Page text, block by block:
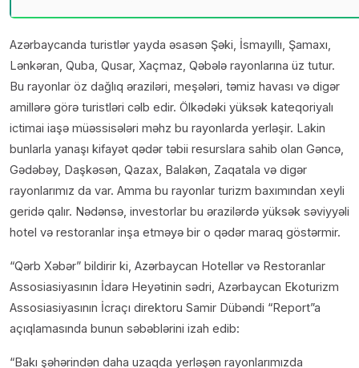
Azərbaycanda turistlər yayda əsasən Şəki, İsmayıllı, Şamaxı,
Lənkəran, Quba, Qusar, Xaçmaz, Qəbələ rayonlarına üz tutur.
Bu rayonlar öz dağlıq əraziləri, meşələri, təmiz havası və digər
amillərə görə turistləri cəlb edir. Ölkədəki yüksək kateqoriyalı
ictimai iaşə müəssisələri məhz bu rayonlarda yerləşir. Lakin
bunlarla yanaşı kifayət qədər təbii resurslara sahib olan Gəncə,
Gədəbəy, Daşkəsən, Qazax, Balakən, Zaqatala və digər
rayonlarımız da var. Amma bu rayonlar turizm baxımından xeyli
geridə qalır. Nədənsə, investorlar bu ərazilərdə yüksək səviyyəli
hotel və restoranlar inşa etməyə bir o qədər maraq göstərmir.
“Qərb Xəbər” bildirir ki, Azərbaycan Hotellər və Restoranlar
Assosiasiyasının İdarə Heyətinin sədri, Azərbaycan Ekoturizm
Assosiasiyasının İcraçı direktoru Samir Dübəndi “Report”a
açıqlamasında bunun səbəblərini izah edib:
“Bakı şəhərindən daha uzaqda yerləşən rayonlarımızda